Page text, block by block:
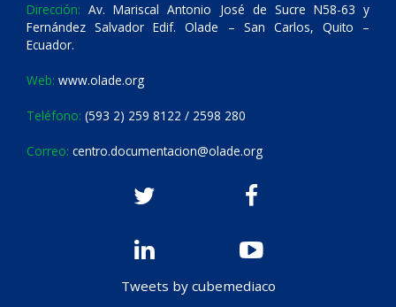
Dirección: Av. Mariscal Antonio José de Sucre N58-63 y
Fernández Salvador Edif. Olade – San Carlos, Quito –
Ecuador.
Web: www.olade.org
Teléfono: (593 2) 259 8122 / 2598 280
Correo: centro.documentacion@olade.org
Tweets by cubemediaco